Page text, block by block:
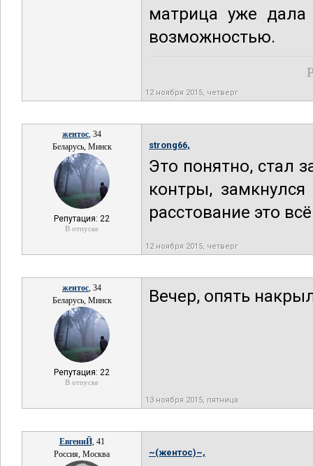
матрица уже дала
возможностью.
12 ноября 2015, четверг
жентос, 34
Беларусь, Минск
Репутация: 22
В отпуске
strong66,
Это понятно, стал
контры,
расстование это
12 ноября 2015, четверг
жентос, 34
Беларусь, Минск
Репутация: 22
В отпуске
Вечер, опять
13 ноября 2015, пятница
ЕвгениЙ, 41
Россия, Москва
~(жентос)~,